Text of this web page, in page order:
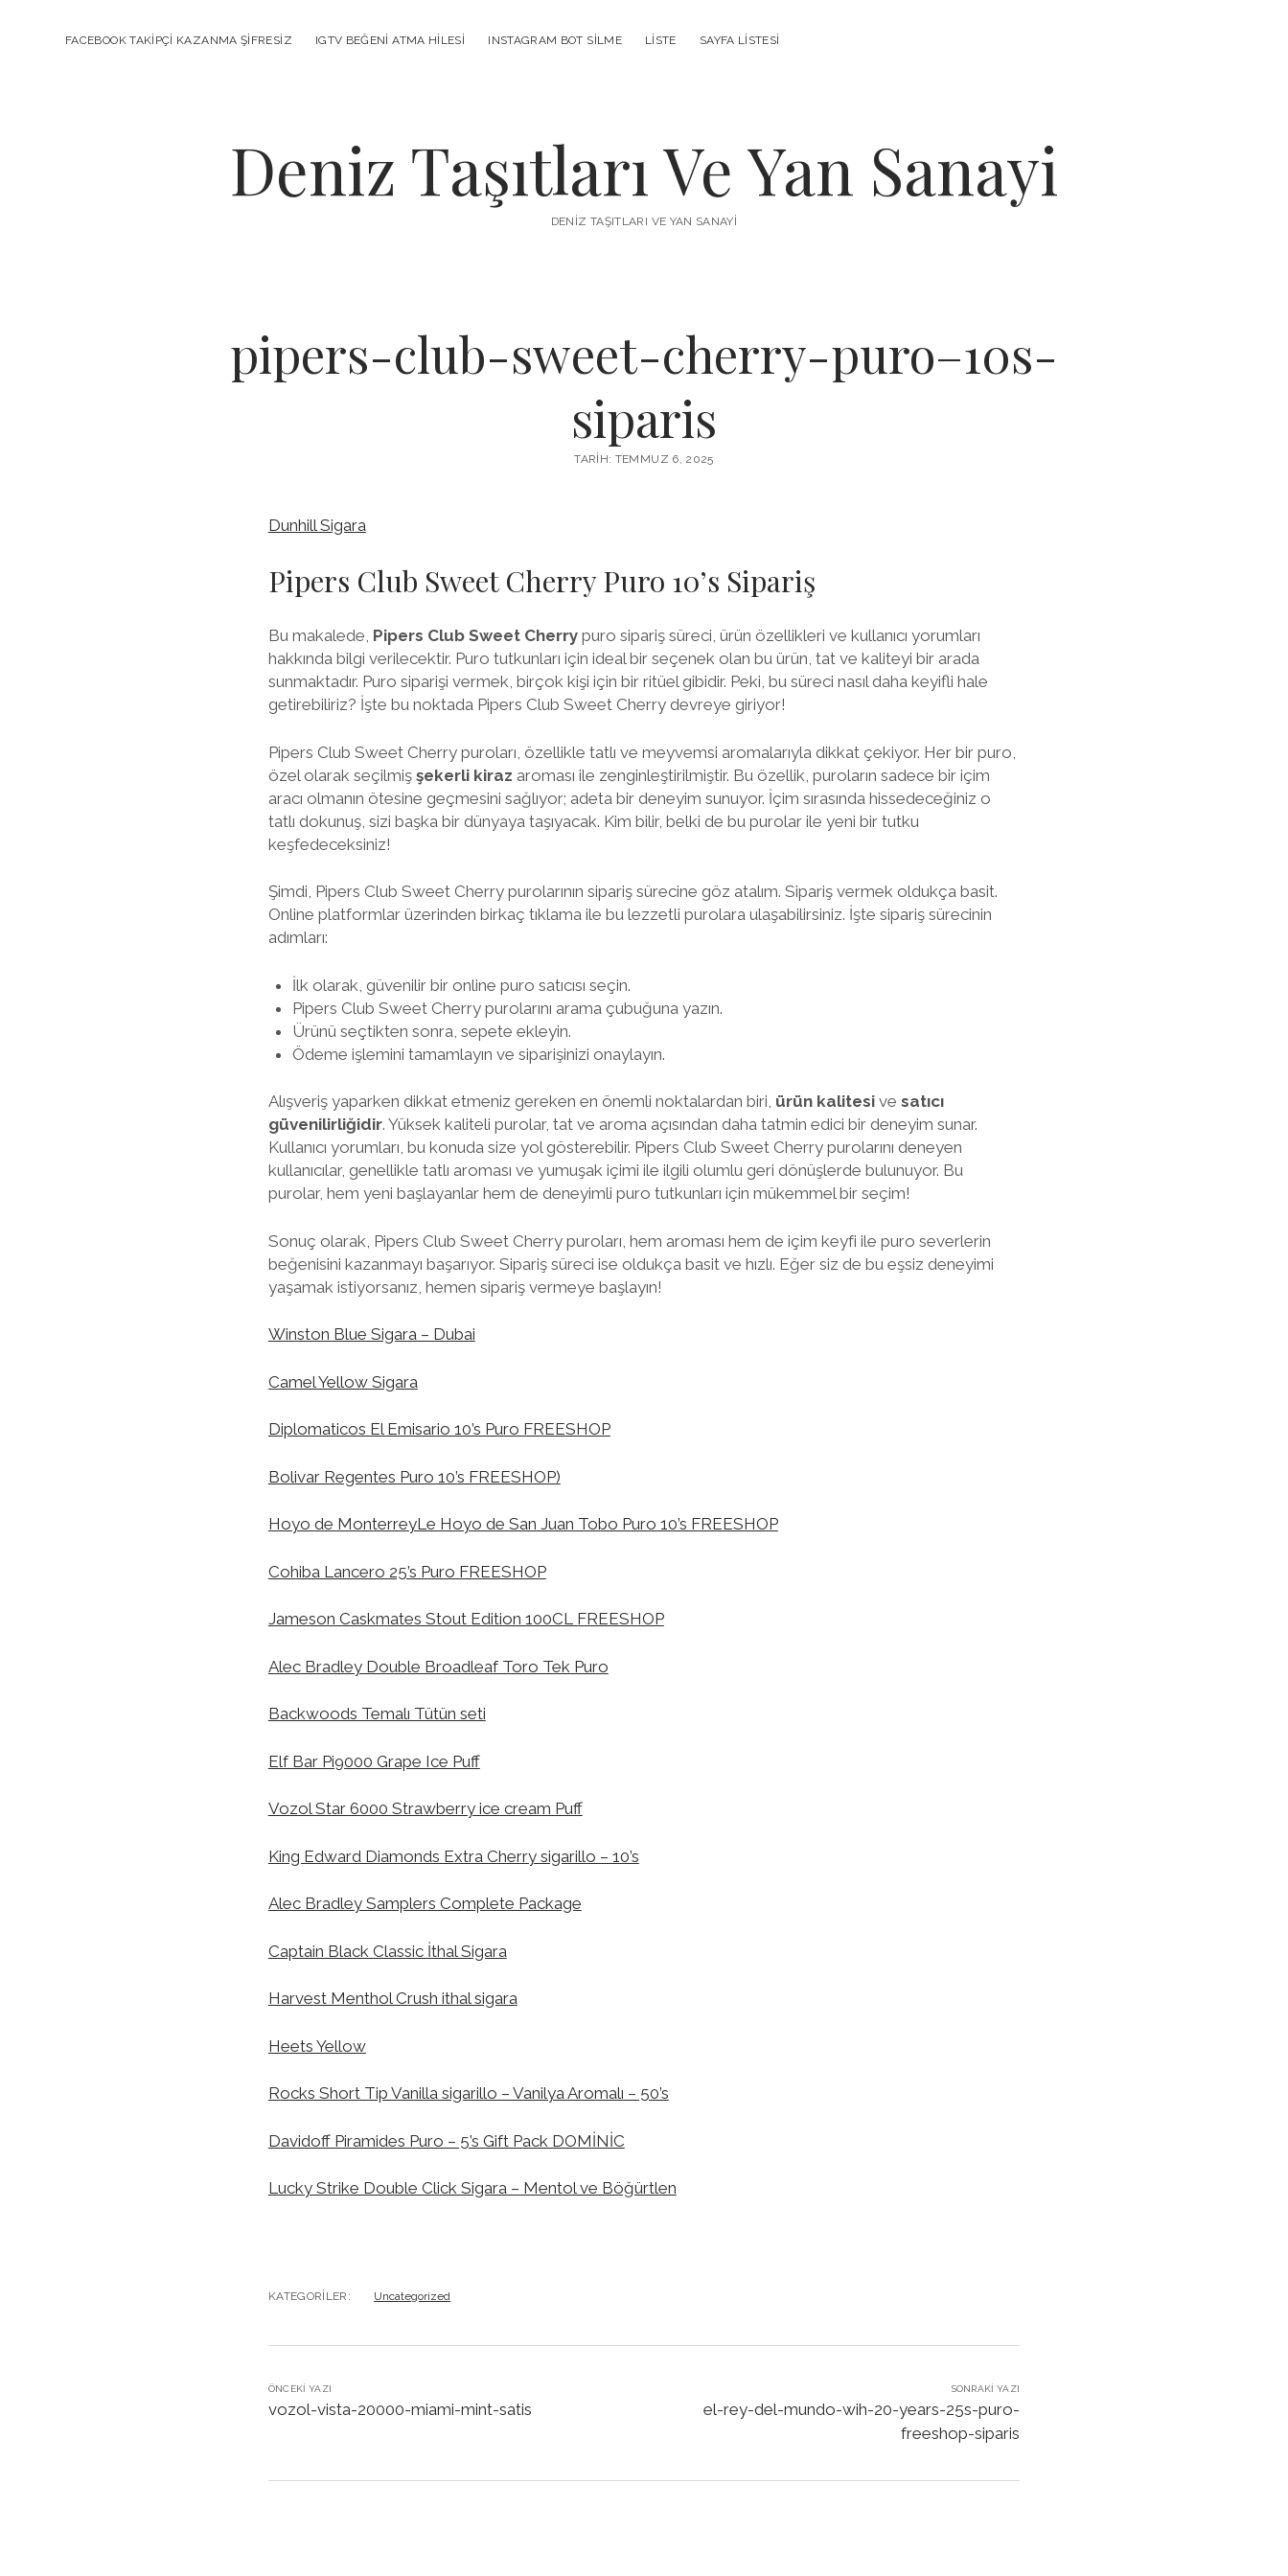
FACEBOOK TAKIPÇI KAZANMA ŞIFRESIZ IGTV BEĞENI ATMA HILESI INSTAGRAM BOT SILME LISTE SAYFA LISTESI
Deniz Taşıtları Ve Yan Sanayi
DENIZ TAŞITLARI VE YAN SANAYI
pipers-club-sweet-cherry-puro–10s-
siparis
TARIH: TEMMUZ 6, 2025
Dunhill Sigara
Pipers Club Sweet Cherry Puro 10’s Sipariş
Bu makalede, Pipers Club Sweet Cherrypuro sipariş süreci, ürün özellikleri ve kullanıcı yorumları
hakkında bilgi verilecektir. Puro tutkunları için ideal bir seçenek olan bu ürün, tat ve kaliteyi bir arada
sunmaktadır. Puro siparişi vermek, birçok kişi için bir ritüel gibidir. Peki, bu süreci nasıl daha keyifli hale
getirebiliriz? İşte bu noktada Pipers Club Sweet Cherry devreye giriyor!
Pipers Club Sweet Cherry puroları, özellikle tatlı ve meyvemsi aromalarıyla dikkat çekiyor. Her bir puro,
özel olarak seçilmiş şekerli kiraz aroması ile zenginleştirilmiştir. Bu özellik, puroların sadece bir içim
aracı olmanın ötesine geçmesini sağlıyor; adeta bir deneyim sunuyor. İçim sırasında hissedeceğiniz o
tatlı dokunuş, sizi başka bir dünyaya taşıyacak. Kim bilir, belki de bu purolar ile yeni bir tutku
keşfedeceksiniz!
Şimdi, Pipers Club Sweet Cherry purolarının sipariş sürecine göz atalım. Sipariş vermek oldukça basit.
Online platformlar üzerinden birkaç tıklama ile bu lezzetli purolara ulaşabilirsiniz. İşte sipariş sürecinin
adımları:
İlk olarak, güvenilir bir online puro satıcısı seçin.
Pipers Club Sweet Cherry purolarını arama çubuğuna yazın.
Ürünü seçtikten sonra, sepete ekleyin.
Ödeme işlemini tamamlayın ve siparişinizi onaylayın.
Alışveriş yaparken dikkat etmeniz gereken en önemli noktalardan biri, ürün kalitesive satıcı
güvenilirliğidir. Yüksek kaliteli purolar, tat ve aroma açısından daha tatmin edici bir deneyim sunar.
Kullanıcı yorumları, bu konuda size yol gösterebilir. Pipers Club Sweet Cherry purolarını deneyen
kullanıcılar, genellikle tatlı aroması ve yumuşak içimi ile ilgili olumlu geri dönüşlerde bulunuyor. Bu
purolar, hem yeni başlayanlar hem de deneyimli puro tutkunları için mükemmel bir seçim!
Sonuç olarak, Pipers Club Sweet Cherry puroları, hem aroması hem de içim keyfi ile puro severlerin
beğenisini kazanmayı başarıyor. Sipariş süreci ise oldukça basit ve hızlı. Eğer siz de bu eşsiz deneyimi
yaşamak istiyorsanız, hemen sipariş vermeye başlayın!
Winston Blue Sigara – Dubai
Camel Yellow Sigara
Diplomaticos El Emisario 10’s Puro FREESHOP
Bolivar Regentes Puro 10’s FREESHOP)
Hoyo de MonterreyLe Hoyo de San Juan Tobo Puro 10’s FREESHOP
Cohiba Lancero 25’s Puro FREESHOP
Jameson Caskmates Stout Edition 100CL FREESHOP
Alec Bradley Double Broadleaf Toro Tek Puro
Backwoods Temalı Tütün seti
Elf Bar Pi9000 Grape Ice Puff
Vozol Star 6000 Strawberry ice cream Puff
King Edward Diamonds Extra Cherry sigarillo – 10’s
Alec Bradley Samplers Complete Package
Captain Black Classic İthal Sigara
Harvest Menthol Crush ithal sigara
Heets Yellow
Rocks Short Tip Vanilla sigarillo – Vanilya Aromalı – 50’s
Davidoff Piramides Puro – 5’s Gift Pack DOMİNİC
Lucky Strike Double Click Sigara – Mentol ve Böğürtlen
KATEGORILER: Uncategorized
ÖNCEKI YAZI
vozol-vista-20000-miami-mint-satis
SONRAKI YAZI
el-rey-del-mundo-wih-20-years-25s-puro-
freeshop-siparis